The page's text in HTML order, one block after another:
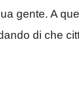
gente. A
di che